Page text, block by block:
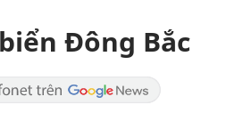
Đông Bắc